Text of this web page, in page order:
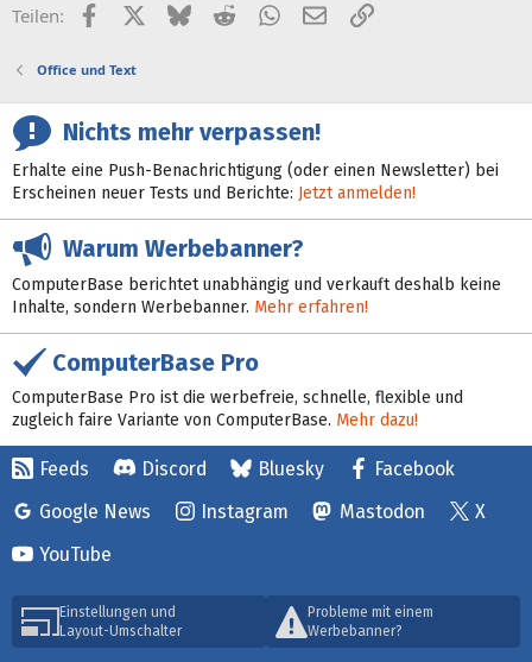
Teilen: FacebookX (Twitter)
BlueskyRedditWhatsApp
E-MailLink
Office und Text
Nichts mehr verpassen!
Erhalte eine Push-Benachrichtigung (oder einen Newsletter) bei
Erscheinen neuer Tests und Berichte: Jetzt anmelden!
Warum Werbebanner?
ComputerBase berichtet unabhängig und verkauft deshalb keine
Inhalte, sondern Werbebanner. Mehr erfahren!
ComputerBase Pro
ComputerBase Pro ist die werbefreie, schnelle, flexible und
zugleich faire Variante von ComputerBase. Mehr dazu!
Feeds Discord Bluesky
Facebook
Google News
Instagram Mastodon
X
YouTube
Einstellungen und
Layout-Umschalter
Probleme mit einem
Werbebanner?